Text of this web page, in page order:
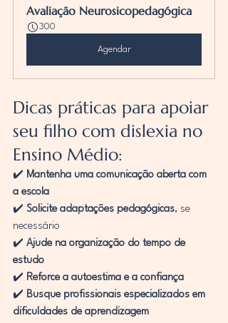
Avaliação Neurosicopedagógica
300
Agendar
Dicas práticas para apoiar
seu filho com dislexia no
Ensino Médio:
✔️ Mantenha uma comunicação aberta com
a escola
✔️ Solicite adaptações pedagógicas, se
necessário
✔️ Ajude na organização do tempo de
estudo
✔️ Reforce a autoestima e a confiança
✔️ Busque profissionais especializados em
dificuldades de aprendizagem